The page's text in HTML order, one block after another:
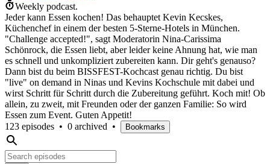
Weekly podcast.
Jeder kann Essen kochen! Das behauptet Kevin Kecskes,
Küchenchef in einem der besten 5-Sterne-Hotels in München.
"Challenge accepted!", sagt Moderatorin Nina-Carissima
Schönrock, die Essen liebt, aber leider keine Ahnung hat, wie man
es schnell und unkompliziert zubereiten kann. Dir geht's genauso?
Dann bist du beim BISSFEST-Kochcast genau richtig. Du bist
"live" on demand in Ninas und Kevins Kochschule mit dabei und
wirst Schritt für Schritt durch die Zubereitung geführt. Koch mit! Ob
allein, zu zweit, mit Freunden oder der ganzen Familie: So wird
Essen zum Event. Guten Appetit!
123 episodes • 0 archived • Bookmarks